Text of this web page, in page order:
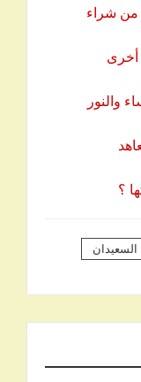
من شراء
أخرى
والنور
السعيدان